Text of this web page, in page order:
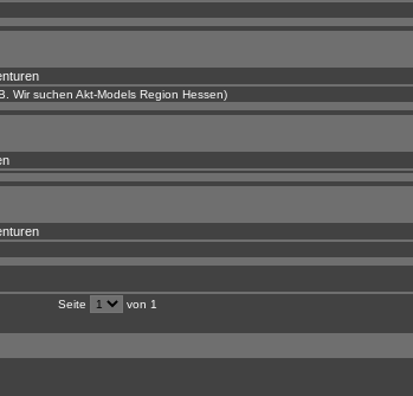
Wir suchen Akt-Models Region Hessen)
Seite von 1